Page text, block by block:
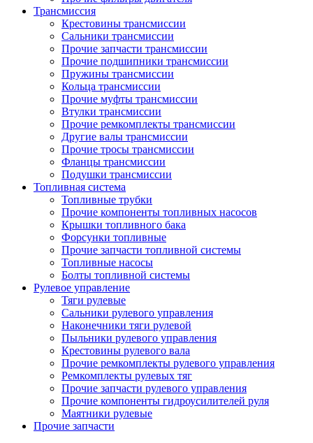
Трансмиссия
Крестовины трансмиссии
Сальники трансмиссии
Прочие запчасти трансмиссии
Прочие подшипники трансмиссии
Пружины трансмиссии
Кольца трансмиссии
Прочие муфты трансмиссии
Втулки трансмиссии
Прочие ремкомплекты трансмиссии
Другие валы трансмиссии
Прочие тросы трансмиссии
Фланцы трансмиссии
Подушки трансмиссии
Топливная система
Топливные трубки
Прочие компоненты топливных насосов
Крышки топливного бака
Форсунки топливные
Прочие запчасти топливной системы
Топливные насосы
Болты топливной системы
Рулевое управление
Тяги рулевые
Сальники рулевого управления
Наконечники тяги рулевой
Пыльники рулевого управления
Крестовины рулевого вала
Прочие ремкомплекты рулевого управления
Ремкомплекты рулевых тяг
Прочие запчасти рулевого управления
Прочие компоненты гидроусилителей руля
Маятники рулевые
Прочие запчасти